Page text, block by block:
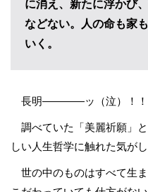
に消え、新たに浮かび
などない。人の命も家
いく。
長明――――ッ（泣）！！
調べていた「美麗祈願」
しい人生哲学に触れた気がし
世の中のものはすべて生